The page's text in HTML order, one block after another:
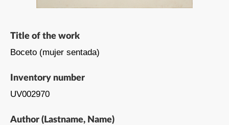
Title of the work
Boceto (mujer sentada)
Inventory number
UV002970
Author (Lastname, Name)